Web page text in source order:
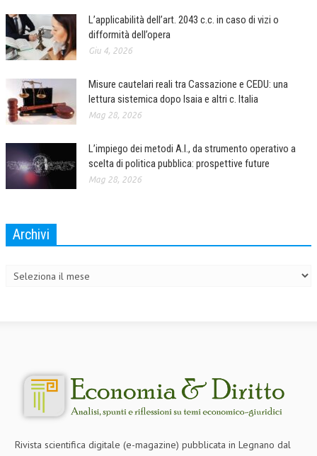
MARKETING
TREASURY IN FINANCIAL SERVICES
RISK MANAGEMENT
SVILUPPO SOSTENIBILE
L’UMANISTA
DIRITTO
DIRITTO DEL LAVORO
FISCO
DIRITTO TRIBUTARIO
TAX RISK MANAGEMENT
L’applicabilità dell’art. 2043 c.c. in caso di vizi o
difformità dell’opera
Giu 4, 2026
Misure cautelari reali tra Cassazione e CEDU: una
lettura sistemica dopo Isaia e altri c. Italia
Mag 28, 2026
L’impiego dei metodi A.I., da strumento operativo a
scelta di politica pubblica: prospettive future
Mag 28, 2026
Archivi
Rivista scientifica digitale (e-magazine) pubblicata in Legnano dal